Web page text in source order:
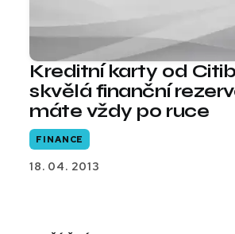
Kreditní karty od
skvělá finanční
máte vždy po ruce
FINANCE
18. 04. 2013